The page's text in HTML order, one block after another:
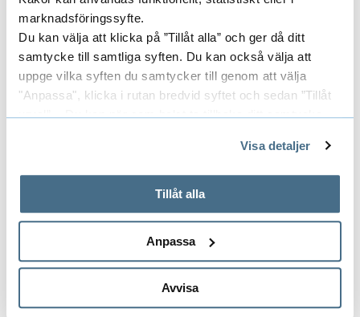
marknadsföringssyfte.
Du kan välja att klicka på ”Tillåt alla” och ger då ditt
samtycke till samtliga syften. Du kan också välja att
uppge vilka syften du samtycker till genom att välja
"Anpassa", klicka i rutan bredvid syftet och sedan ”Tillåt
urval”. Du kan när som helst ta tillbaka ditt samtycke
På fliken "Information" kan du läsa om hur kakorna
används och hur vi och våra leverantörer inhämtar och
behandlar personuppgifter.
Visa detaljer
Tillåt alla
Anpassa
Avvisa
– Det känns fantastiskt att få bidra till
branschens utveckling på ett så konkret sätt!
Tips till framtida
energingenjörer
– Vi behöver fler ingenjörer för att kunna lösa
några av vår tids största utmaningar, från
effektbrist till smarta elnät och energilagring.
Om du vill ha en karriär där du verkligen kan